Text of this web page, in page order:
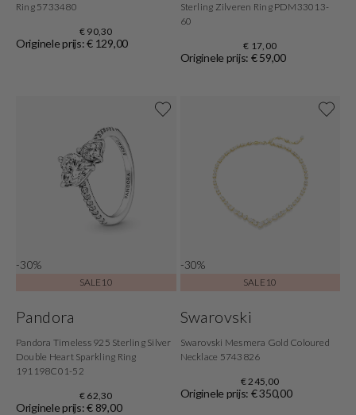
Ring 5733480
€ 90,30
Originele prijs: € 129,00
Sterling Zilveren Ring PDM33013-
60
€ 17,00
Originele prijs: € 59,00
-30%
SALE10
Pandora
Pandora Timeless 925 Sterling Silver
Double Heart Sparkling Ring
191198C01-52
€ 62,30
Originele prijs: € 89,00
-30%
SALE10
Swarovski
Swarovski Mesmera Gold Coloured
Necklace 5743826
€ 245,00
Originele prijs: € 350,00